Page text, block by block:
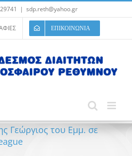
| sdp.reth@yahoo.gr
ΕΠΙΚΟΙΝΩΝΙΑ
Γεώργιος του Εμμ. σε